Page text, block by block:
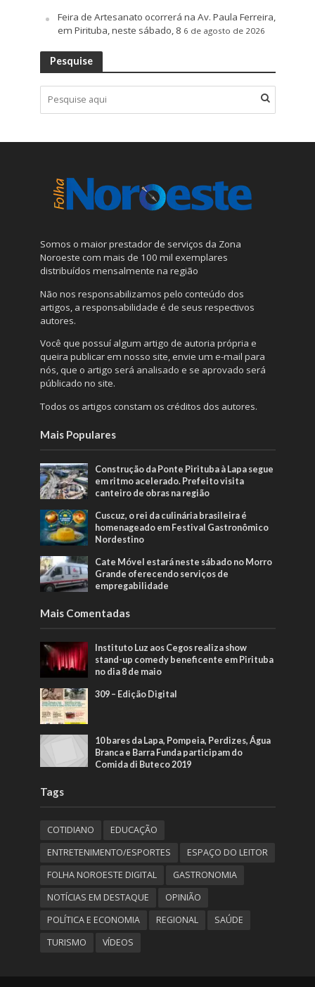
Feira de Artesanato ocorrerá na Av. Paula Ferreira,
em Pirituba, neste sábado, 8 6 de agosto de 2026
Pesquise
Somos o maior prestador de serviços da Zona
Noroeste com mais de 100 mil exemplares
distribuídos mensalmente na região
Não nos responsabilizamos pelo conteúdo dos
artigos, a responsabilidade é de seus respectivos
autores.
Você que possuí algum artigo de autoria própria e
queira publicar em nosso site, envie um e-mail para
nós, que o artigo será analisado e se aprovado será
públicado no site.
Todos os artigos constam os créditos dos autores.
Mais Populares
Construção da Ponte Pirituba à Lapa segue
em ritmo acelerado. Prefeito visita
canteiro de obras na região
Cuscuz, o rei da culinária brasileira é
homenageado em Festival Gastronômico
Nordestino
Cate Móvel estará neste sábado no Morro
Grande oferecendo serviços de
empregabilidade
Mais Comentadas
Instituto Luz aos Cegos realiza show
stand-up comedy beneficente em Pirituba
no dia 8 de maio
309 – Edição Digital
10 bares da Lapa, Pompeia, Perdizes, Água
Branca e Barra Funda participam do
Comida di Buteco 2019
Tags
COTIDIANO
EDUCAÇÃO
ENTRETENIMENTO/ESPORTES
ESPAÇO DO LEITOR
FOLHA NOROESTE DIGITAL
GASTRONOMIA
NOTÍCIAS EM DESTAQUE
OPINIÃO
POLÍTICA E ECONOMIA
REGIONAL
SAÚDE
TURISMO
VÍDEOS